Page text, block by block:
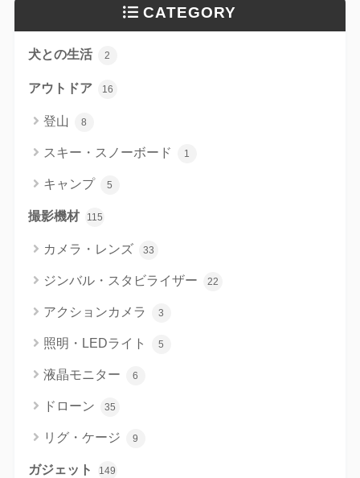
CATEGORY
犬との生活 2
アウトドア 16
登山 8
スキー・スノーボード 1
キャンプ 5
撮影機材 115
カメラ・レンズ 33
ジンバル・スタビライザー 22
アクションカメラ 3
照明・LEDライト 5
液晶モニター 6
ドローン 35
リグ・ケージ 9
ガジェット 149